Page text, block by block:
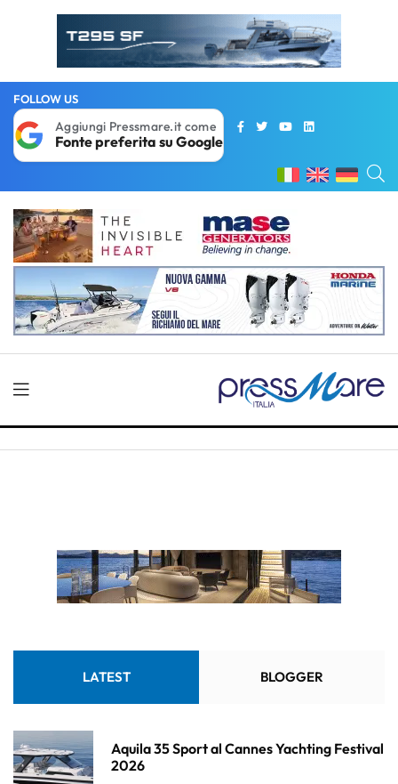
FOLLOW US
Aggiungi Pressmare.it come
Fonte preferita su Google
LATEST BLOGGER
Aquila 35 Sport al Cannes Yachting Festival
2026